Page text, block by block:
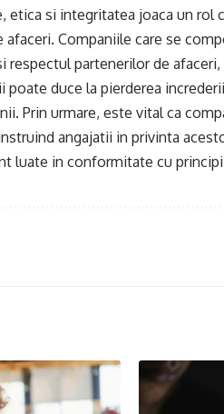
etica si integritatea joaca un rol
afaceri. Companiile care se
respectul partenerilor de
poate duce la pierderea
Prin urmare, este vital ca
angajatii in privinta
luate in conformitate cu